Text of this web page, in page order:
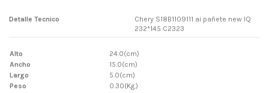
Detalle Tecnico
Chery S18B1109111 ai pañete new IQ
232*145 C2323
Alto
24.0(cm)
Ancho
15.0(cm)
Largo
5.0(cm)
Peso
0.30(Kg.)